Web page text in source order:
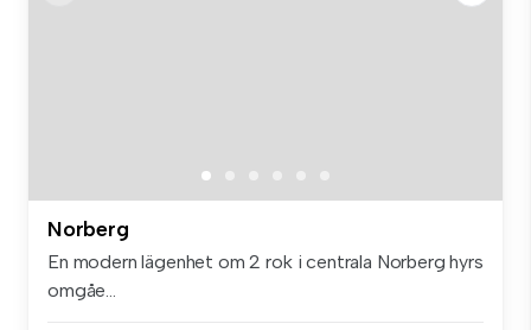
Norberg
En modern lägenhet om 2 rok i centrala Norberg hyrs
omgåe...